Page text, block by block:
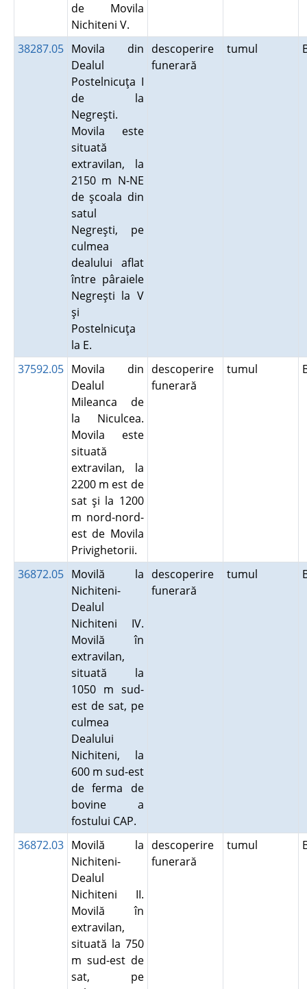
de Movila
Nichiteni V.
38287.05 Movila din
Dealul
Postelnicuţa I
de la
Negreşti.
Movila este
situată
extravilan, la
2150 m N-NE
de şcoala din
satul
Negreşti, pe
culmea
dealului aflat
între pâraiele
Negreşti la V
şi
Postelnicuţa
la E.
descoperire
funerară
tumul
37592.05 Movila din
Dealul
Mileanca de
la Niculcea.
Movila este
situată
extravilan, la
2200 m est de
sat şi la 1200
m nord-nord-
est de Movila
Privighetorii.
descoperire
funerară
tumul
36872.05 Movilă la
Nichiteni-
Dealul
Nichiteni IV.
Movilă în
extravilan,
situată la
1050 m sud-
est de sat, pe
culmea
Dealului
Nichiteni, la
600 m sud-est
de ferma de
bovine a
fostului CAP.
descoperire
funerară
tumul
36872.03 Movilă la
Nichiteni-
Dealul
Nichiteni II.
Movilă în
extravilan,
situată la 750
m sud-est de
sat, pe
descoperire
funerară
tumul